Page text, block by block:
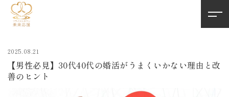
2025.08.21
【男性必見】30代40代の婚活がうまくいかない理由と改
善のヒント